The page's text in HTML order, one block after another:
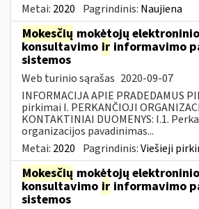
Metai: 2020 Pagrindinis: Naujiena
Mokesčių mokėtojų
konsultavimo ir informavimo
sistemos
Web turinio sąrašas 2020-09-07
INFORMACIJA APIE PRADEDAMUS
pirkimai I. PERKANČIOJI
KONTAKTINIAI DUOMENYS: I.1.
organizacijos pavadinimas...
Metai: 2020 Pagrindinis:Viešieji
Mokesčių mokėtojų
konsultavimo ir informavimo
sistemos